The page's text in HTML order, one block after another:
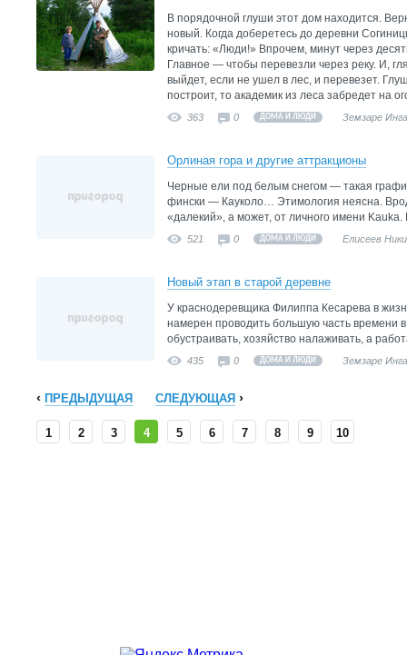
В порядочной глуши этот дом находится.
новый. Когда доберетесь до деревни
кричать: «Люди!» Впрочем, минут через
Главное — чтобы перевезли через реку. И,
выйдет, если не ушел в лес, и перевезет.
построит, то академик из леса забредет на
363 0 ДОМА И ЛЮДИ Земзаре
Орлиная гора и другие аттракционы
Черные ели под белым снегом — такая
фински — Кауколо… Этимология неясна.
«далекий», а может, от личного имени Kauka.
521 0 ДОМА И ЛЮДИ Елисеев
Новый этап в старой деревне
У краснодеревщика Филиппа Кесарева в
намерен проводить большую часть времени
обустраивать, хозяйство налаживать, а
435 0 ДОМА И ЛЮДИ Земзаре
ПРЕДЫДУЩАЯ СЛЕДУЮЩАЯ
1 2 3 4 5 6 7 8 9 10